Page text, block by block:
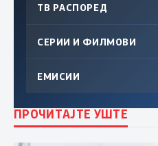
ТВ РАСПОРЕД
СЕРИИ И ФИЛМОВИ
ЕМИСИИ
ПРОЧИТАЈТЕ УШТЕ